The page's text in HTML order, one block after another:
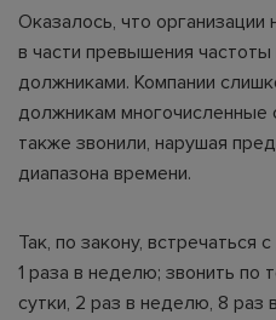
Оказалось, что
в части превышения
должниками. Компании
должникам многочисленные
также звонили, нарушая
диапазона времени.
Так, по закону,
1 раза в неделю; звонить по
сутки, 2 раз в неделю, 8 раз